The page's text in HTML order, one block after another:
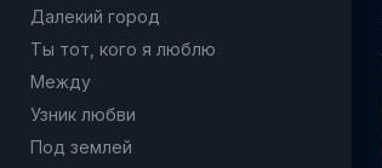
Далекий город
Ты тот, кого я люблю
Между
Узник любви
Под землей